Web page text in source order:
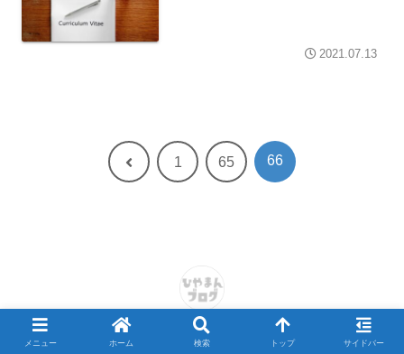
2021.07.13
前 1 65 66
© 2021 ひやまんブログ.
メニュー ホーム 検索 トップ サイドバー